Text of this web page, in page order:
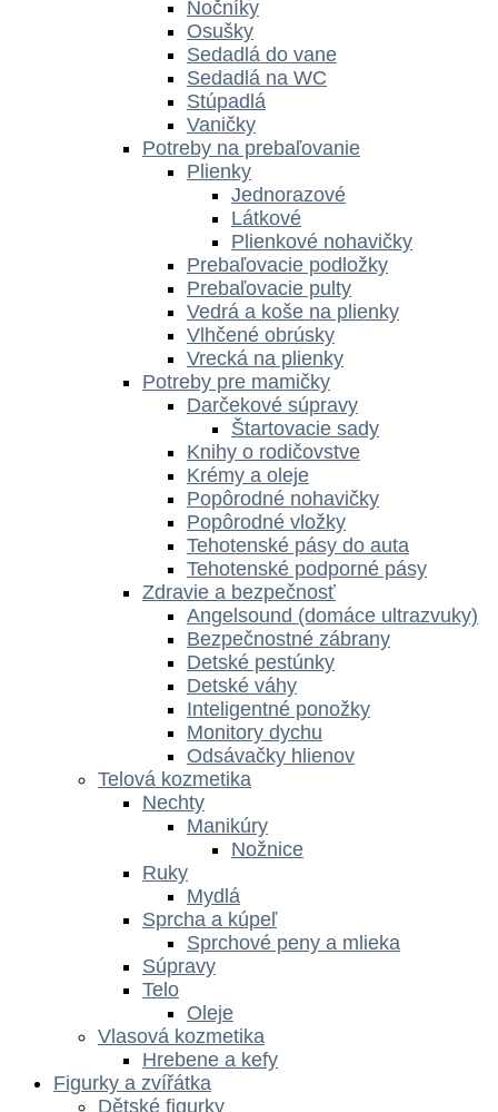
Nočníky
Osušky
Sedadlá do vane
Sedadlá na WC
Stúpadlá
Vaničky
Potreby na prebaľovanie
Plienky
Jednorazové
Látkové
Plienkové nohavičky
Prebaľovacie podložky
Prebaľovacie pulty
Vedrá a koše na plienky
Vlhčené obrúsky
Vrecká na plienky
Potreby pre mamičky
Darčekové súpravy
Štartovacie sady
Knihy o rodičovstve
Krémy a oleje
Popôrodné nohavičky
Popôrodné vložky
Tehotenské pásy do auta
Tehotenské podporné pásy
Zdravie a bezpečnosť
Angelsound (domáce ultrazvuky)
Bezpečnostné zábrany
Detské pestúnky
Detské váhy
Inteligentné ponožky
Monitory dychu
Odsávačky hlienov
Telová kozmetika
Nechty
Manikúry
Nožnice
Ruky
Mydlá
Sprcha a kúpeľ
Sprchové peny a mlieka
Súpravy
Telo
Oleje
Vlasová kozmetika
Hrebene a kefy
Figurky a zvířátka
Dětské figurky